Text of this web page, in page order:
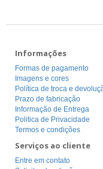
Informações
Formas de pagamento
Imagens e cores
Política de troca e
Prazo de fabricação
Informação de Entrega
Politica de Privacidade
Termos e condições
Serviços ao cliente
Entre em contato